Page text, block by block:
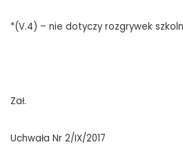
*(V.4) – nie dotyczy rozgrywek
Zał.
Uchwała Nr 2/IX/2017